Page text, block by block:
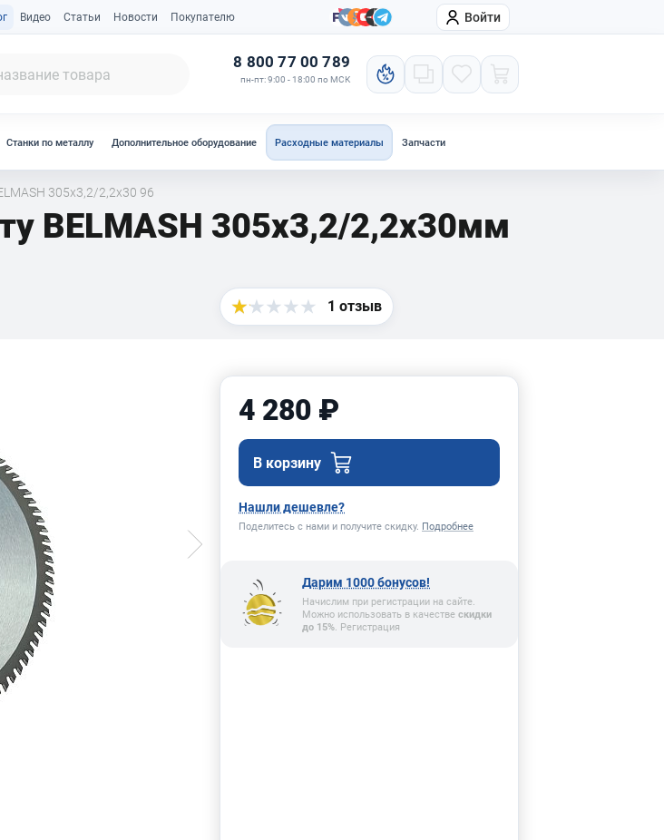
Видео Статьи Новости Покупателю Компания Войти
8 800 77 00 789
пн-пт: 9:00 - 18:00 по МСК
Станки по металлу Дополнительное оборудование Расходные материалы Запчасти
305x3,2/2,2x30 96
BELMASH 305x3,2/2,2x30мм
1 отзыв
4 280 ₽
В корзину
Нашли дешевле?
Поделитесь с нами и получите скидку. Подробнее
Дарим 1000 бонусов!
Начислим при регистрации на сайте.
Можно использовать в качестве скидки
до 15%. Регистрация